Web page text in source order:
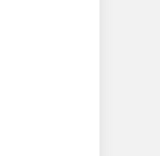
সভাপতি
রিপন মারমা
চিঠি